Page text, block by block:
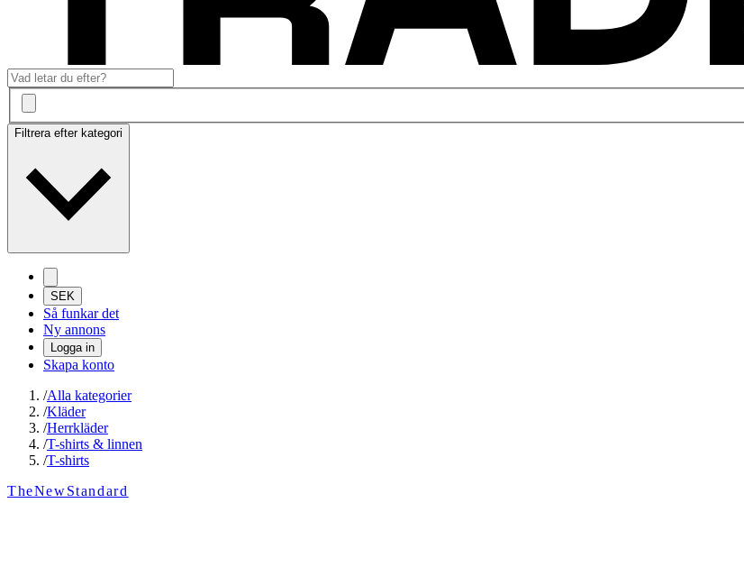
Filtrera efter kategori
SEK
Så funkar det
Ny annons
Logga in
Skapa konto
/Alla kategorier
/Kläder
/Herrkläder
/T-shirts & linnen
/T-shirts
TheNewStandard